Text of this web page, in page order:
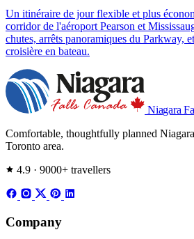
Un itinéraire de jour flexible et plus
corridor de l'aéroport Pearson et
chutes, arrêts panoramiques du Parkway,
croisière en bateau.
Niagara
Comfortable, thoughtfully planned
Toronto area.
4.9 · 9000+ travellers
Company